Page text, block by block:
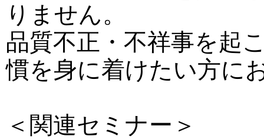
りません。
品質不正・不祥事を起
慣を身に着けたい方に
＜関連セミナー＞